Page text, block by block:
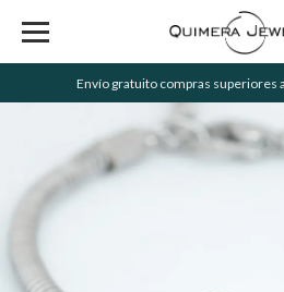
Envío gratuito compras superiores a